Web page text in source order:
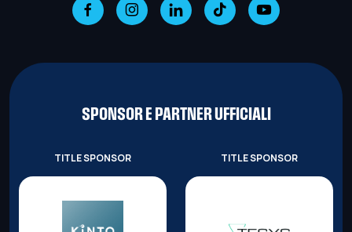
SPONSOR E PARTNER UFFICIALI
TITLE SPONSOR TITLE SPONSOR